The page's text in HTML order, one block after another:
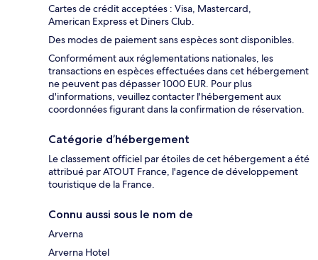
Cartes de crédit acceptées : Visa, Mastercard,
American Express et Diners Club.
Des modes de paiement sans espèces sont disponibles.
Conformément aux réglementations nationales, les
transactions en espèces effectuées dans cet hébergement
ne peuvent pas dépasser 1000 EUR. Pour plus
d'informations, veuillez contacter l'hébergement aux
coordonnées figurant dans la confirmation de réservation.
Catégorie d’hébergement
Le classement officiel par étoiles de cet hébergement a été
attribué par ATOUT France, l'agence de développement
touristique de la France.
Connu aussi sous le nom de
Arverna
Arverna Hotel